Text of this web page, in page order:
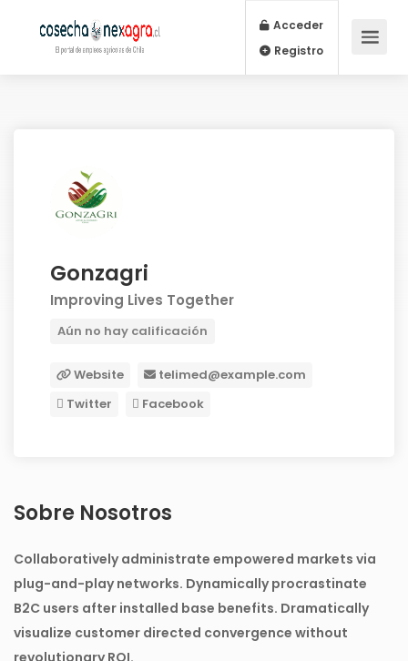
Acceder
Registro
Gonzagri
Improving Lives Together
Aún no hay calificación
Website
telimed@example.com
Twitter
Facebook
Sobre Nosotros
Collaboratively administrate empowered markets via
plug-and-play networks. Dynamically procrastinate
B2C users after installed base benefits. Dramatically
visualize customer directed convergence without
revolutionary ROI.